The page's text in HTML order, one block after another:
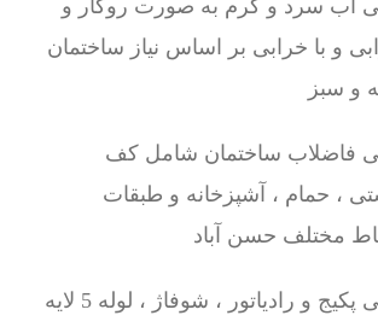
آب سرد و گرم به صورت روکار و
و با خرابی بر اساس نیاز ساختمان
فاضلاب ساختمان شامل کف
، حمام ، آشپزخانه و طبقات
مختلف حسن آباد
تعمیر لوله کشی پکیج و رادیاتور ، شوفاژ ، لوله 5 لایه